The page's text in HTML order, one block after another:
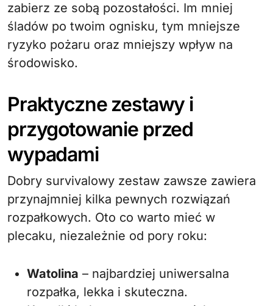
zabierz ze sobą pozostałości. Im mniej
śladów po twoim ognisku, tym mniejsze
ryzyko pożaru oraz mniejszy wpływ na
środowisko.
Praktyczne zestawy i
przygotowanie przed
wypadami
Dobry survivalowy zestaw zawsze zawiera
przynajmniej kilka pewnych rozwiązań
rozpałkowych. Oto co warto mieć w
plecaku, niezależnie od pory roku:
Watolina – najbardziej uniwersalna
rozpałka, lekka i skuteczna.